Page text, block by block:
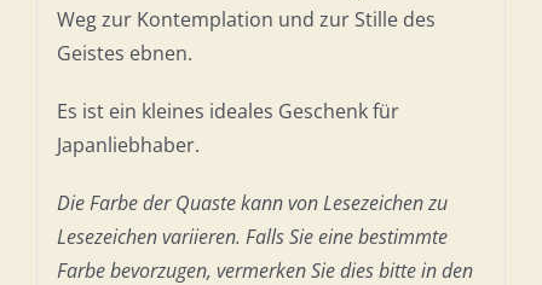
Weg zur Kontemplation und zur Stille des
Geistes ebnen.
Es ist ein kleines ideales Geschenk für
Japanliebhaber.
Die Farbe der Quaste kann von Lesezeichen zu
Lesezeichen variieren. Falls Sie eine bestimmte
Farbe bevorzugen, vermerken Sie dies bitte in den